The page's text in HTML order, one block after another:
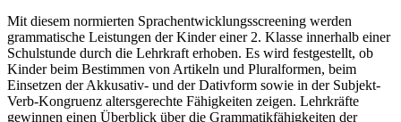
Mit diesem normierten Sprachentwicklungsscreening werden
grammatische Leistungen der Kinder einer 2. Klasse innerhalb einer
Schulstunde durch die Lehrkraft erhoben. Es wird festgestellt, ob
Kinder beim Bestimmen von Artikeln und Pluralformen, beim
Einsetzen der Akkusativ- und der Dativform sowie in der Subjekt-
Verb-Kongruenz altersgerechte Fähigkeiten zeigen. Lehrkräfte
gewinnen einen Überblick über die Grammatikfähigkeiten der